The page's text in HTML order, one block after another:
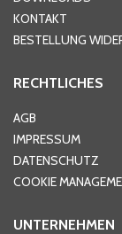
Ort*
Telefon
KONTAKT
BESTELLUNG
RECHTLICHES
AGB
IMPRESSUM
DATENSCHUTZ
COOKIE
UNTERNEHMEN